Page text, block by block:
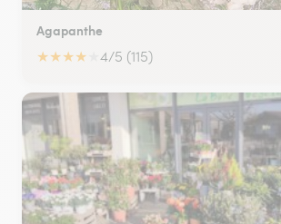
Agapanthe
★★★★ 4/5 (115)